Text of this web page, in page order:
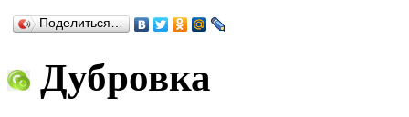
Поделиться…
Дубровка